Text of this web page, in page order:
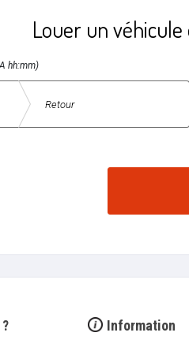
Louer un
hh:mm)
Information